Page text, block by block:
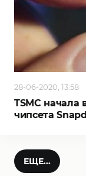
28-06-2020, 13:58
TSMC начала
чипсета
ЕЩЕ...